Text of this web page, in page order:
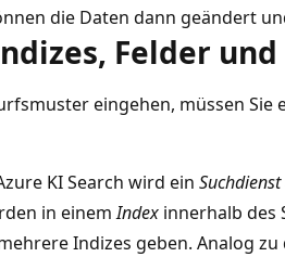
die Daten dann geändert
Felder
eingehen, müssen Sie
KI Search wird ein Suchdienst
in einemIndex innerhalb des
Indizes geben. Analog